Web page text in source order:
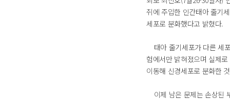
쥐에 주입한 인간태아 줄기
세포로 분화했다고 밝혔다.
태아 줄기세포가 다른 세
험에서만 밝혀졌으며 실제
이동해 신경세포로 분화한
이제 남은 문제는 손상된